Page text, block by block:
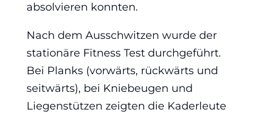
absolvieren konnten.
Nach dem Ausschwitzen wurde der
stationäre Fitness Test durchgeführt.
Bei Planks (vorwärts, rückwärts und
seitwärts), bei Kniebeugen und
Liegenstützen zeigten die Kaderleute